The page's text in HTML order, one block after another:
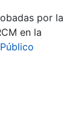
por la
en la